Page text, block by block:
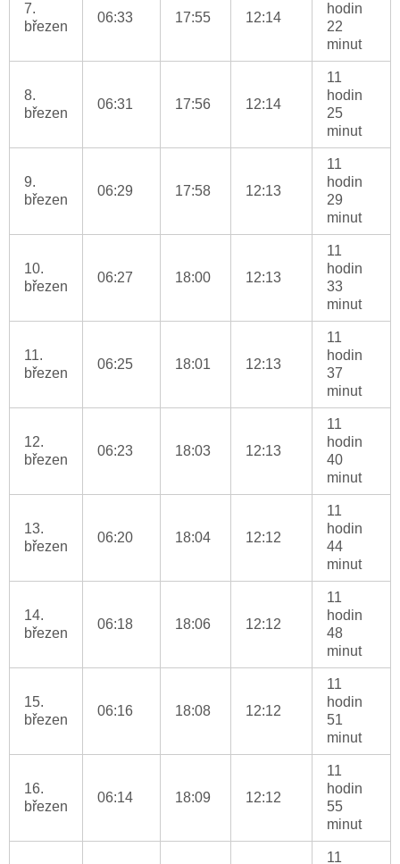
7.
březen
06:33 17:55 12:14
hodin
22
minut
8.
březen
06:31 17:56 12:14
11
hodin
25
minut
9.
březen
06:29 17:58 12:13
11
hodin
29
minut
10.
březen
06:27 18:00 12:13
11
hodin
33
minut
11.
březen
06:25 18:01 12:13
11
hodin
37
minut
12.
březen
06:23 18:03 12:13
11
hodin
40
minut
13.
březen
06:20 18:04 12:12
11
hodin
44
minut
14.
březen
06:18 18:06 12:12
11
hodin
48
minut
15.
březen
06:16 18:08 12:12
11
hodin
51
minut
16.
březen
06:14 18:09 12:12
11
hodin
55
minut
11